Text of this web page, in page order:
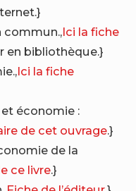
commun.,Ici la fiche
en bibliothèque.}
Ici la fiche
et économie :
de cet ouvrage.}
de la
ce livre.}